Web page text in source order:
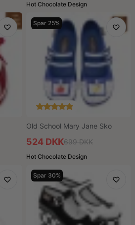
Hot Chocolate Design
Spar 25%
Old School Mary Jane Sko
524 DKK699 DKK
Hot Chocolate Design
Spar 30%